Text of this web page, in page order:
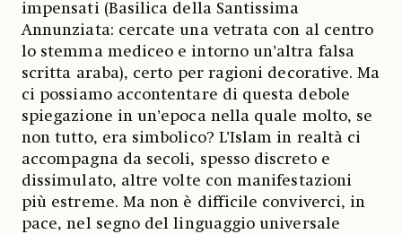
impensati (Basilica della Santissima
Annunziata: cercate una vetrata con al centro
lo stemma mediceo e intorno un’altra falsa
scritta araba), certo per ragioni decorative. Ma
ci possiamo accontentare di questa debole
spiegazione in un’epoca nella quale molto, se
non tutto, era simbolico? L’Islam in realtà ci
accompagna da secoli, spesso discreto e
dissimulato, altre volte con manifestazioni
più estreme. Ma non è difficile conviverci, in
pace, nel segno del linguaggio universale